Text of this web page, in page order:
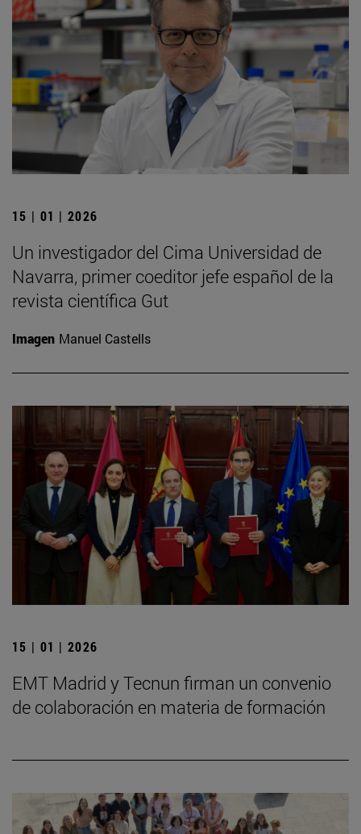
15 | 01 | 2026
Un investigador del Cima Universidad de
Navarra, primer coeditor jefe español de la
revista científica Gut
Imagen Manuel Castells
15 | 01 | 2026
EMT Madrid y Tecnun firman un convenio
de colaboración en materia de formación